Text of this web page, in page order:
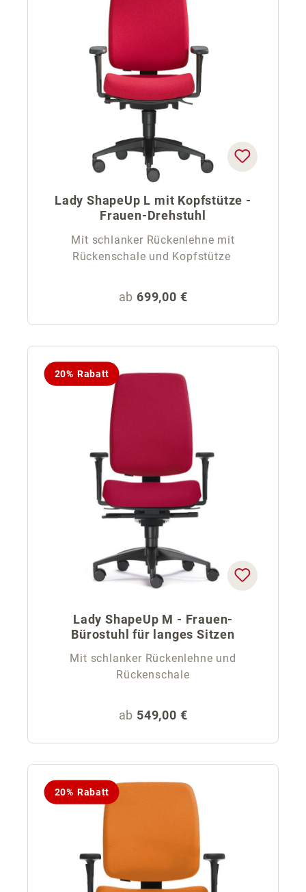
Lady ShapeUp L mit Kopfstütze -
Frauen-Drehstuhl
Mit schlanker Rückenlehne mit
Rückenschale und Kopfstütze
Regulärer Preis:
ab 699,00 €
20% Rabatt
Lady ShapeUp M - Frauen-
Bürostuhl für langes Sitzen
Mit schlanker Rückenlehne und
Rückenschale
Regulärer Preis:
ab 549,00 €
20% Rabatt